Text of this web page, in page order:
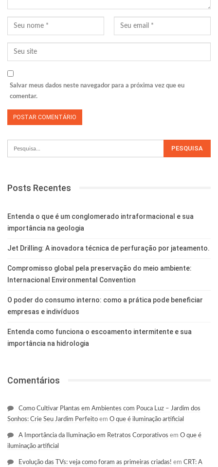
Salvar meus dados neste navegador para a próxima vez que eu
comentar.
Posts Recentes
Entenda o que é um conglomerado intraformacional e sua
importância na geologia
Jet Drilling: A inovadora técnica de perfuração por jateamento.
Compromisso global pela preservação do meio ambiente:
Internacional Environmental Convention
O poder do consumo interno: como a prática pode beneficiar
empresas e indivíduos
Entenda como funciona o escoamento intermitente e sua
importância na hidrologia
Comentários
Como Cultivar Plantas em Ambientes com Pouca Luz – Jardim dos
Sonhos: Crie Seu Jardim Perfeito em O que é iluminação artificial
A Importância da Iluminação em Retratos Corporativos em O que é
iluminação artificial
Evolução das TVs: veja como foram as primeiras criadas! em CRT: A